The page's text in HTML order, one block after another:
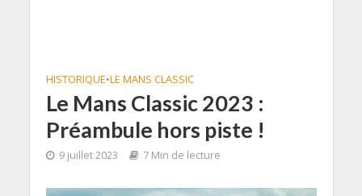
HISTORIQUE•LE MANS CLASSIC
Le Mans Classic 2023 :
Préambule hors piste !
9 juillet 2023 7 Min de lecture